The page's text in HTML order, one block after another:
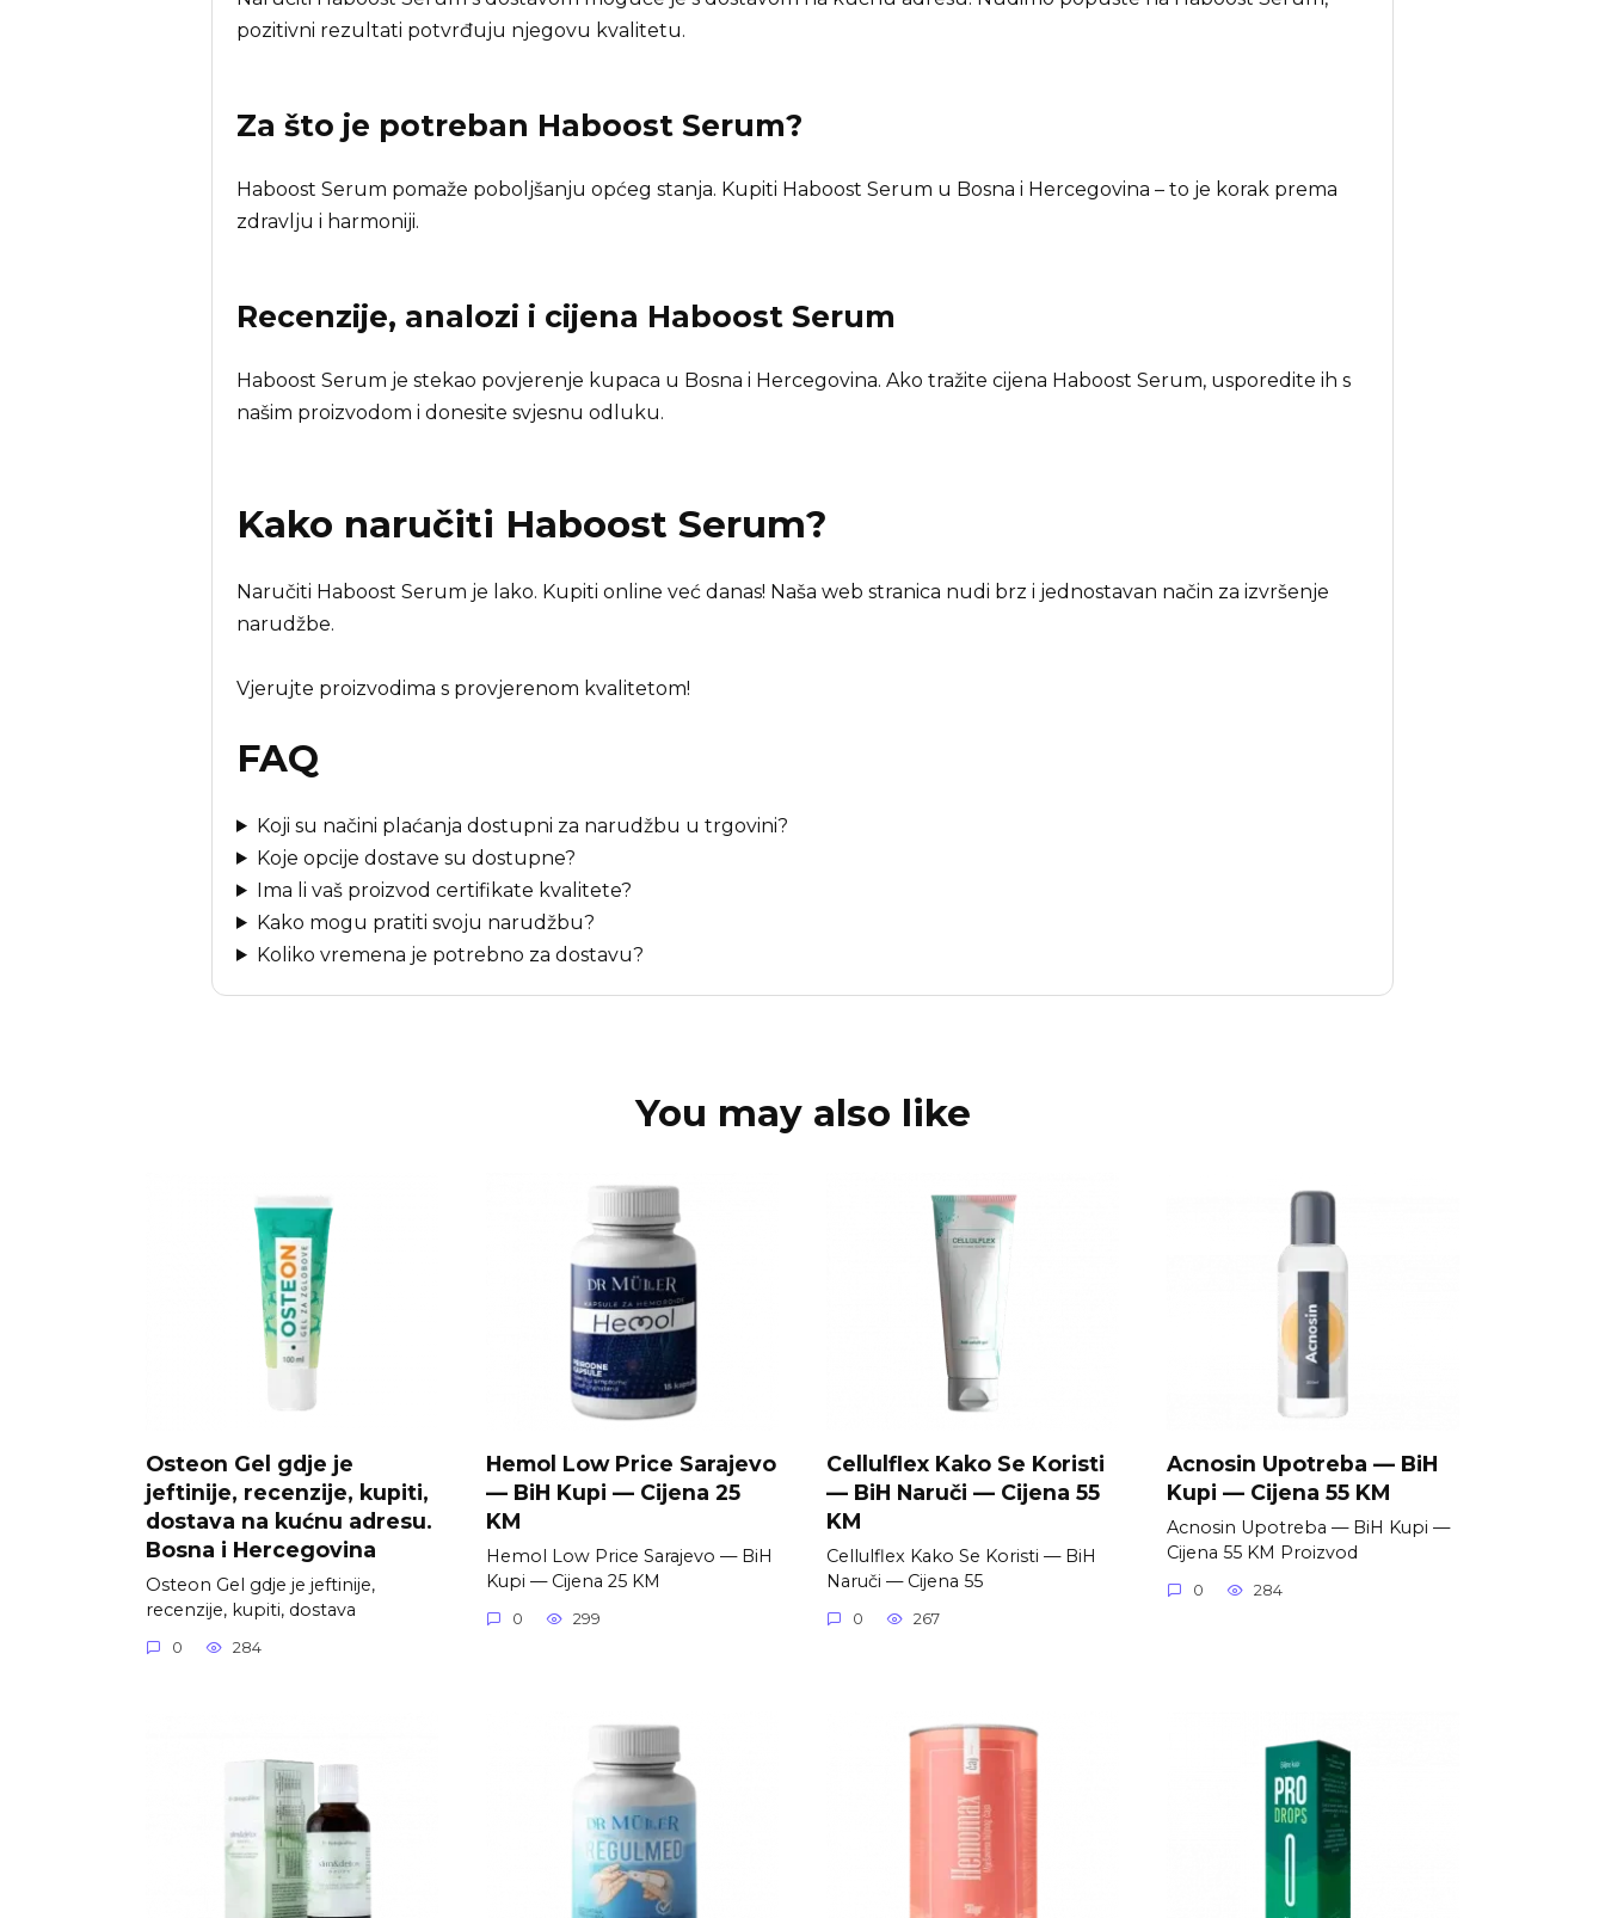
pozitivni rezultati potvrđuju njegovu kvalitetu.
Za što je potreban Haboost Serum?
Haboost Serum pomaže poboljšanju općeg stanja. Kupiti Haboost Serum u Bosna i Hercegovina – to je korak prema
zdravlju i harmoniji.
Recenzije, analozi i cijena Haboost Serum
Haboost Serum je stekao povjerenje kupaca u Bosna i Hercegovina. Ako tražite cijena Haboost Serum, usporedite ih s
našim proizvodom i donesite svjesnu odluku.
Kako naručiti Haboost Serum?
Naručiti Haboost Serum je lako. Kupiti online već danas! Naša web stranica nudi brz i jednostavan način za izvršenje
narudžbe.
Vjerujte proizvodima s provjerenom kvalitetom!
FAQ
Koji su načini plaćanja dostupni za narudžbu u trgovini?
Koje opcije dostave su dostupne?
Ima li vaš proizvod certifikate kvalitete?
Kako mogu pratiti svoju narudžbu?
Koliko vremena je potrebno za dostavu?
You may also like
Osteon Gel gdje je
jeftinije, recenzije, kupiti,
dostava na kućnu adresu.
Bosna i Hercegovina
Osteon Gel gdje je jeftinije,
recenzije, kupiti, dostava
0 284
Hemol Low Price Sarajevo
— BiH Kupi — Cijena 25
KM
Hemol Low Price Sarajevo — BiH
Kupi — Cijena 25 KM
0 299
Cellulflex Kako Se Koristi
— BiH Naruči — Cijena 55
KM
Cellulflex Kako Se Koristi — BiH
Naruči — Cijena 55
0 267
Acnosin Upotreba — BiH
Kupi — Cijena 55 KM
Acnosin Upotreba — BiH Kupi —
Cijena 55 KM Proizvod
0 284